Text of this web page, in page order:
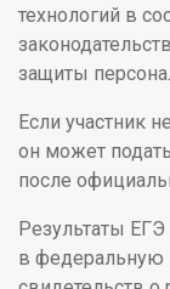
технологий в
защиты
Если участник
он может подать
после
Результаты ЕГЭ
в федеральную